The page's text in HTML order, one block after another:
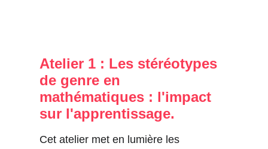
Atelier 1 : Les stéréotypes
de genre en
mathématiques : l'impact
sur l'apprentissage.
Cet atelier met en lumière les